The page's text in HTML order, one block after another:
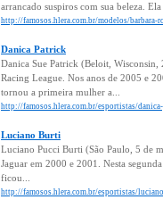
arrancado suspiros com sua beleza.
http://famosos.hlera.com.br/modelos/barbara-
Danica Patrick
Danica Sue Patrick (Beloit,
Racing League. Nos anos de 2005 e
tornou a primeira mulher a...
http://famosos.hlera.com.br/esportistas/
Luciano Burti
Luciano Pucci Burti (São Paulo, 5 de
Jaguar em 2000 e 2001. Nesta
ficou...
http://famosos.hlera.com.br/esportistas/